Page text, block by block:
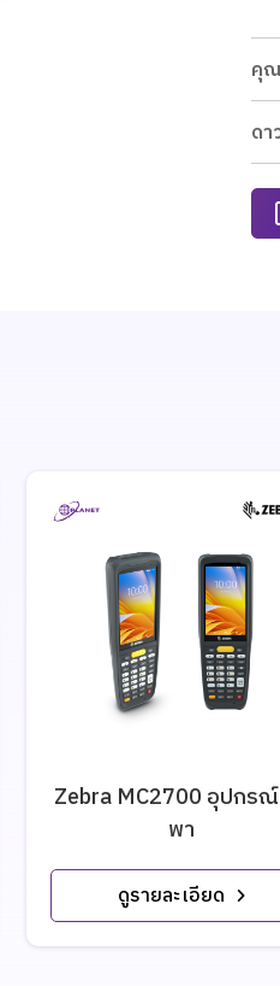
คุ
ด
ดูรายละเอียด
Zebra MC2700 อุปกร
พา